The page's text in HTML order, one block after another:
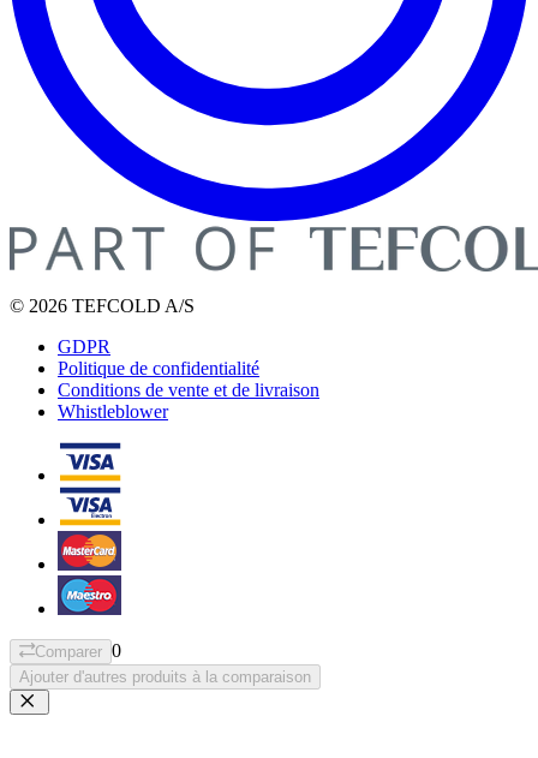
© 2026 TEFCOLD A/S
GDPR
Politique de confidentialité
Conditions de vente et de livraison
Whistleblower
Comparer 0
Ajouter d'autres produits à la comparaison